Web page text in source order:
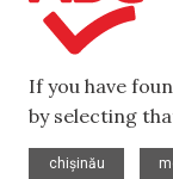
If you have
by selecting
chișinău